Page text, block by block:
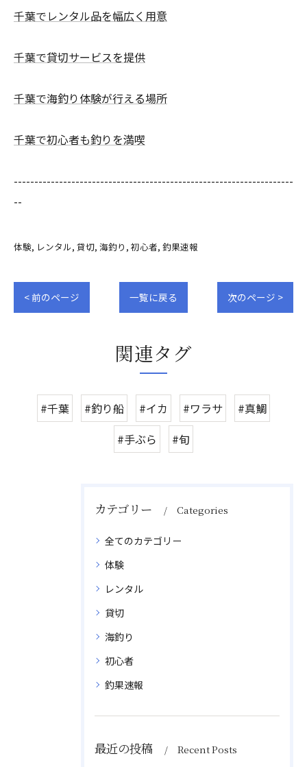
千葉でレンタル品を幅広く用意
千葉で貸切サービスを提供
千葉で海釣り体験が行える場所
千葉で初心者も釣りを満喫
--------------------------------------------------------------------
--
体験 レンタル 貸切 海釣り 初心者 釣果速報
< 前のページ 一覧に戻る 次のページ >
関連タグ
#千葉 #釣り船 #イカ #ワラサ
#真鯛
#手ぶら
#旬
カテゴリー Categories
全てのカテゴリー
体験
レンタル
貸切
海釣り
初心者
釣果速報
最近の投稿 Recent Posts